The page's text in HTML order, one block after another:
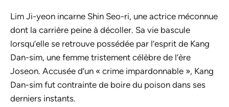
Lim Ji-yeon incarne Shin Seo-ri, une actrice méconnue
dont la carrière peine à décoller. Sa vie bascule
lorsqu’elle se retrouve possédée par l’esprit de Kang
Dan-sim, une femme tristement célèbre de l’ère
Joseon. Accusée d’un « crime impardonnable », Kang
Dan-sim fut contrainte de boire du poison dans ses
derniers instants.